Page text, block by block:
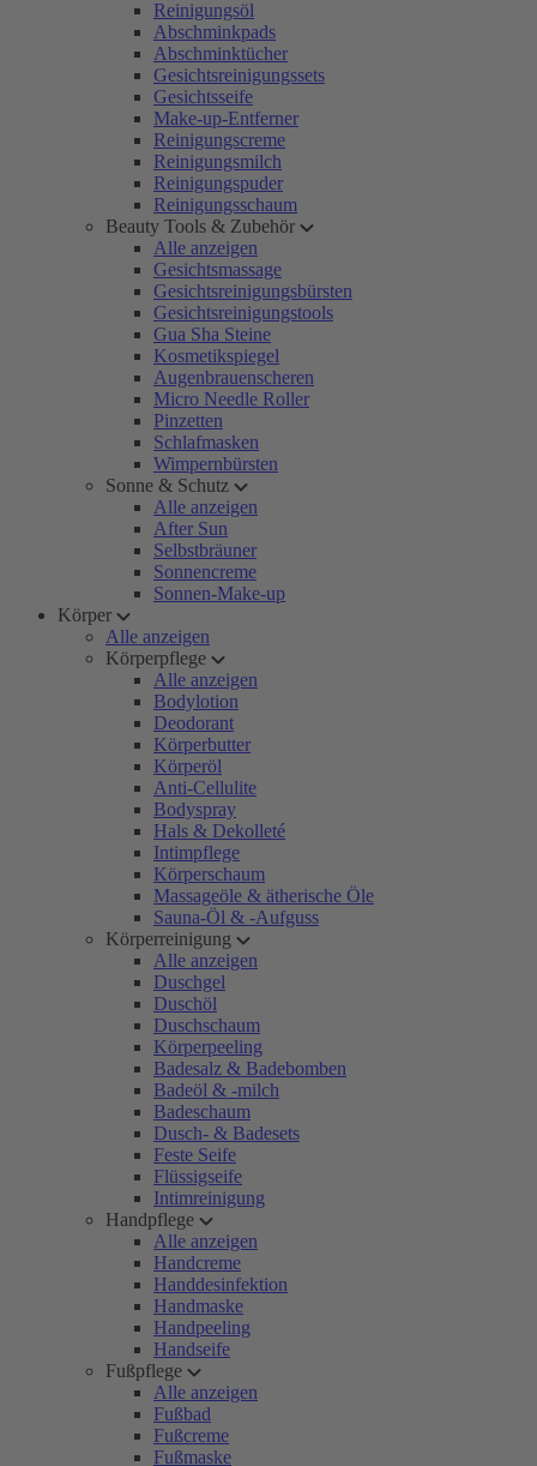
Reinigungsöl
Abschminkpads
Abschminktücher
Gesichtsreinigungssets
Gesichtsseife
Make-up-Entferner
Reinigungscreme
Reinigungsmilch
Reinigungspuder
Reinigungsschaum
Beauty Tools & Zubehör
Alle anzeigen
Gesichtsmassage
Gesichtsreinigungsbürsten
Gesichtsreinigungstools
Gua Sha Steine
Kosmetikspiegel
Augenbrauenscheren
Micro Needle Roller
Pinzetten
Schlafmasken
Wimpernbürsten
Sonne & Schutz
Alle anzeigen
After Sun
Selbstbräuner
Sonnencreme
Sonnen-Make-up
Körper
Alle anzeigen
Körperpflege
Alle anzeigen
Bodylotion
Deodorant
Körperbutter
Körperöl
Anti-Cellulite
Bodyspray
Hals & Dekolleté
Intimpflege
Körperschaum
Massageöle & ätherische Öle
Sauna-Öl & -Aufguss
Körperreinigung
Alle anzeigen
Duschgel
Duschöl
Duschschaum
Körperpeeling
Badesalz & Badebomben
Badeöl & -milch
Badeschaum
Dusch- & Badesets
Feste Seife
Flüssigseife
Intimreinigung
Handpflege
Alle anzeigen
Handcreme
Handdesinfektion
Handmaske
Handpeeling
Handseife
Fußpflege
Alle anzeigen
Fußbad
Fußcreme
Fußmaske